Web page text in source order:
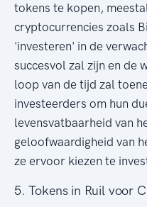
tokens te kopen,
cryptocurrencies zoals
'investeren' in de
succesvol zal zijn en de
loop van de tijd zal
investeerders om hun
levensvatbaarheid van
geloofwaardigheid van
ze ervoor kiezen te
5. Tokens in Ruil voor